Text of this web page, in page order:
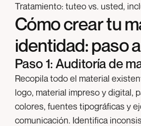
Tratamiento: tuteo vs. usted,
Cómo crear tu
identidad: paso
Paso 1: Auditoría de
Recopila todo el material
logo, material impreso y digital,
colores, fuentes tipográficas y
comunicación. Identifica